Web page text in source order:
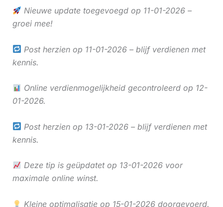
Nieuwe update toegevoegd op 11-01-2026 –
groei mee!
Post herzien op 11-01-2026 – blijf verdienen met
kennis.
Online verdienmogelijkheid gecontroleerd op 12-
01-2026.
Post herzien op 13-01-2026 – blijf verdienen met
kennis.
Deze tip is geüpdatet op 13-01-2026 voor
maximale online winst.
Kleine optimalisatie op 15-01-2026 doorgevoerd.